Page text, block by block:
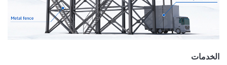
الخدمات